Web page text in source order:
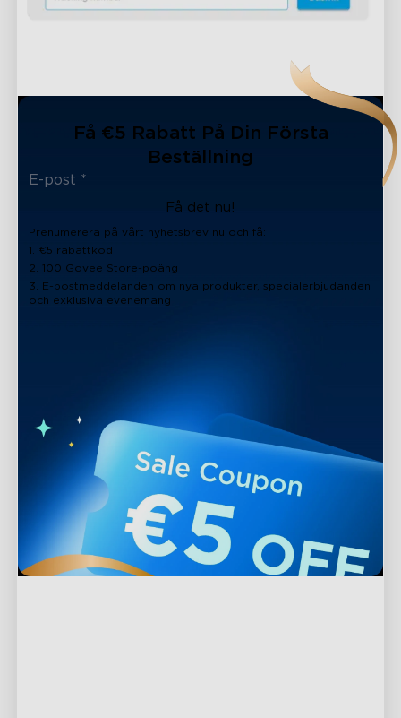
Få €5 Rabatt På Din Första
Beställning
Få det nu!
Prenumerera på vårt nyhetsbrev nu och få:
1. €5 rabattkod
2. 100 Govee Store-poäng
3. E-postmeddelanden om nya produkter, specialerbjudanden
och exklusiva evenemang